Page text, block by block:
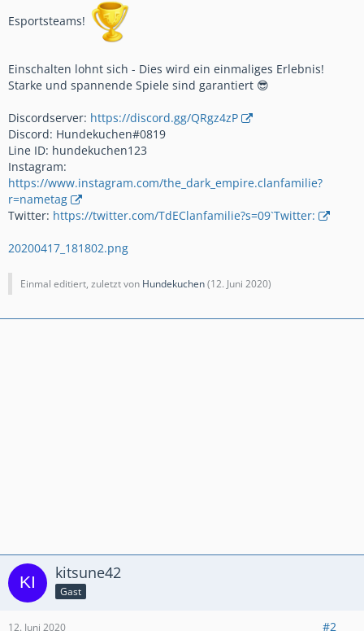
Esportsteams!
Einschalten lohnt sich - Dies wird ein einmaliges Erlebnis!
Starke und spannende Spiele sind garantiert 😎
Discordserver: https://discord.gg/QRgz4zP
Discord: Hundekuchen#0819
Line ID: hundekuchen123
Instagram:
https://www.instagram.com/the_dark_empire.clanfamilie?
r=nametag
Twitter: https://twitter.com/TdEClanfamilie?s=09`Twitter:
20200417_181802.png
Einmal editiert, zuletzt von Hundekuchen(12. Juni 2020)
kitsune42
Gast
12. Juni 2020 #2